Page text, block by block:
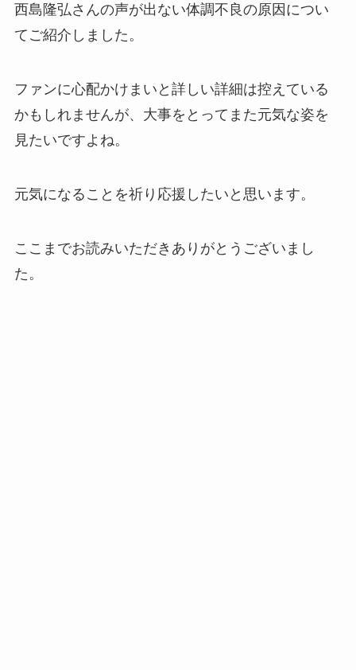
西島隆弘さんの声が出ない体調不良の原因につい
てご紹介しました。
ファンに心配かけまいと詳しい詳細は控えている
かもしれませんが、大事をとってまた元気な姿を
見たいですよね。
元気になることを祈り応援したいと思います。
ここまでお読みいただきありがとうございまし
た。